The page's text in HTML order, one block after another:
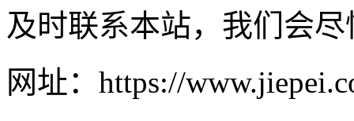
及时联系本站，我们会
网址：https://